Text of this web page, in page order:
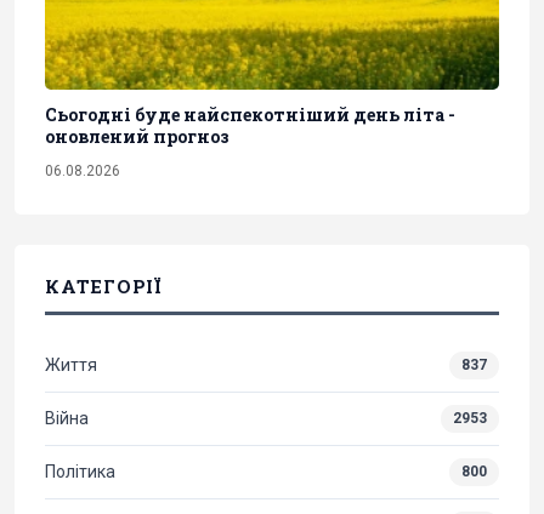
Сьогодні буде найспекотніший день літа -
оновлений прогноз
06.08.2026
КАТЕГОРІЇ
Життя 837
Війна 2953
Політика 800